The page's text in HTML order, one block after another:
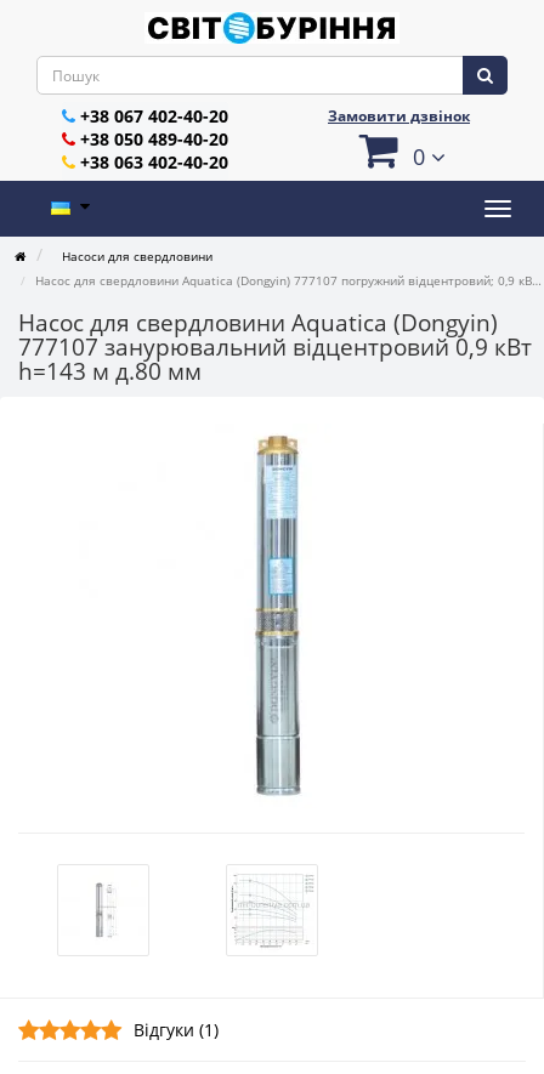
+38 067 402-40-20
+38 050 489-40-20
+38 063 402-40-20
Замовити дзвінок
0
Насоси для свердловини
Насос для свердловини Aquatica (Dongyin) 777107 погружний відцентровий; 0,9 кВт; h=143 м; Ø80 мм
Насос для свердловини Aquatica (Dongyin)
777107 занурювальний відцентровий 0,9 кВт
h=143 м д.80 мм
Відгуки (1)